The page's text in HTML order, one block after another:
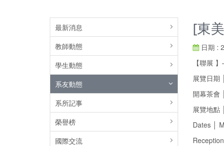
最新消息
教師動態
學生動態
系友動態
系所記事
榮譽榜
國際交流
[東
日期 :
【聯展
展覽日期
開幕茶會
展覽地點
Dates │